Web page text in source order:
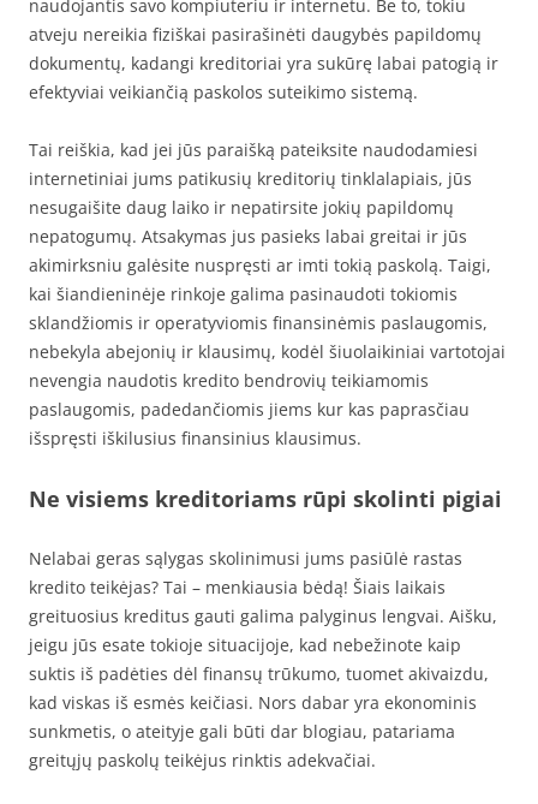
naudojantis savo kompiuteriu ir internetu. Be to, tokiu
atveju nereikia fiziškai pasirašinėti daugybės papildomų
dokumentų, kadangi kreditoriai yra sukūrę labai patogią ir
efektyviai veikiančią paskolos suteikimo sistemą.
Tai reiškia, kad jei jūs paraišką pateiksite naudodamiesi
internetiniai jums patikusių kreditorių tinklalapiais, jūs
nesugaišite daug laiko ir nepatirsite jokių papildomų
nepatogumų. Atsakymas jus pasieks labai greitai ir jūs
akimirksniu galėsite nuspręsti ar imti tokią paskolą. Taigi,
kai šiandieninėje rinkoje galima pasinaudoti tokiomis
sklandžiomis ir operatyviomis finansinėmis paslaugomis,
nebekyla abejonių ir klausimų, kodėl šiuolaikiniai vartotojai
nevengia naudotis kredito bendrovių teikiamomis
paslaugomis, padedančiomis jiems kur kas paprasčiau
išspręsti iškilusius finansinius klausimus.
Ne visiems kreditoriams rūpi skolinti pigiai
Nelabai geras sąlygas skolinimusi jums pasiūlė rastas
kredito teikėjas? Tai – menkiausia bėdą! Šiais laikais
greituosius kreditus gauti galima palyginus lengvai. Aišku,
jeigu jūs esate tokioje situacijoje, kad nebežinote kaip
suktis iš padėties dėl finansų trūkumo, tuomet akivaizdu,
kad viskas iš esmės keičiasi. Nors dabar yra ekonominis
sunkmetis, o ateityje gali būti dar blogiau, patariama
greitųjų paskolų teikėjus rinktis adekvačiai.